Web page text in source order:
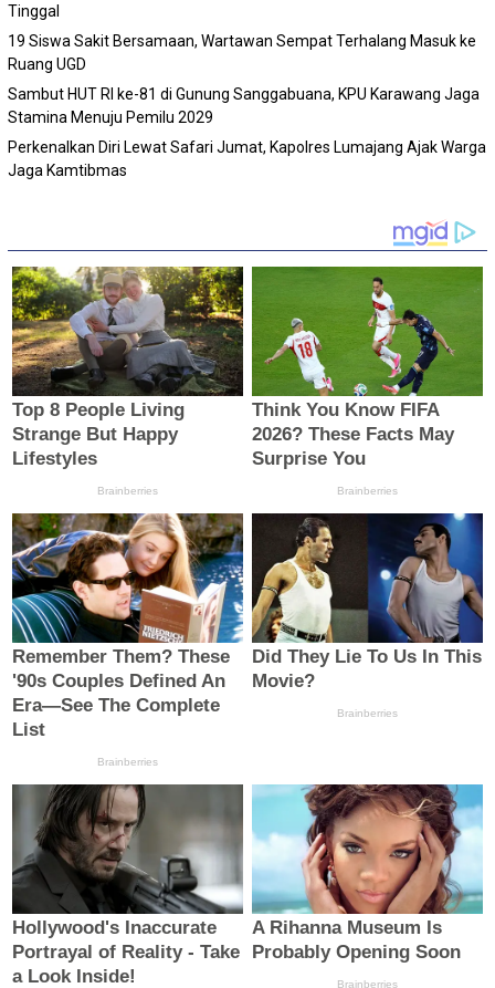
Tinggal
19 Siswa Sakit Bersamaan, Wartawan Sempat Terhalang Masuk ke
Ruang UGD
Sambut HUT RI ke-81 di Gunung Sanggabuana, KPU Karawang Jaga
Stamina Menuju Pemilu 2029
Perkenalkan Diri Lewat Safari Jumat, Kapolres Lumajang Ajak Warga
Jaga Kamtibmas